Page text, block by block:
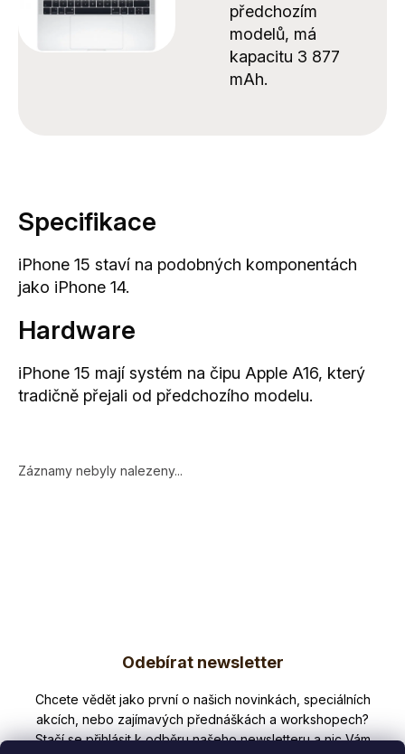
předchozím
modelů, má
kapacitu 3 877
mAh.
Specifikace
iPhone 15 staví na podobných komponentách
jako iPhone 14.
Hardware
iPhone 15 mají systém na čipu Apple A16, který
tradičně přejali od předchozího modelu.
Záznamy nebyly nalezeny...
a
Odebírat newsletter
Nezmeškejte žádné novinky či slevy!